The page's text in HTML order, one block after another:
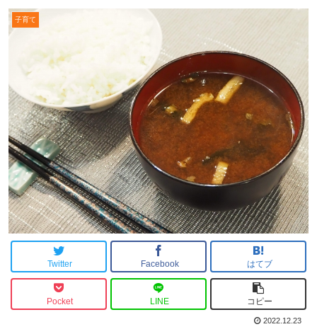
子育て
Twitter Facebook はてブ
Pocket LINE コピー
2022.12.23